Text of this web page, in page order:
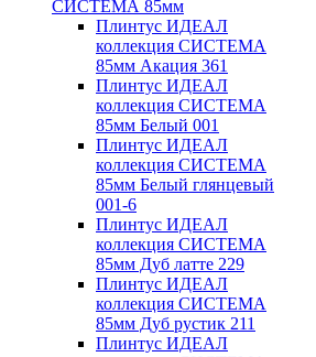
СИСТЕМА 85мм
Плинтус ИДЕАЛ
коллекция СИСТЕМА
85мм Акация 361
Плинтус ИДЕАЛ
коллекция СИСТЕМА
85мм Белый 001
Плинтус ИДЕАЛ
коллекция СИСТЕМА
85мм Белый глянцевый
001-6
Плинтус ИДЕАЛ
коллекция СИСТЕМА
85мм Дуб латте 229
Плинтус ИДЕАЛ
коллекция СИСТЕМА
85мм Дуб рустик 211
Плинтус ИДЕАЛ